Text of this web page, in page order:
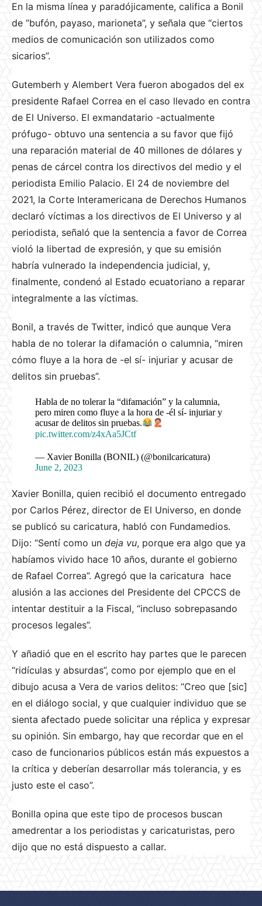
En la misma línea y paradójicamente, califica a Bonil
de “bufón, payaso, marioneta”, y señala que “ciertos
medios de comunicación son utilizados como
sicarios”.
Gutemberh y Alembert Vera fueron abogados del ex
presidente Rafael Correa en el caso llevado en contra
de El Universo. El exmandatario -actualmente
prófugo- obtuvo una sentencia a su favor que fijó
una reparación material de 40 millones de dólares y
penas de cárcel contra los directivos del medio y el
periodista Emilio Palacio. El 24 de noviembre del
2021, la Corte Interamericana de Derechos Humanos
declaró víctimas a los directivos de El Universo y al
periodista, señaló que la sentencia a favor de Correa
violó la libertad de expresión, y que su emisión
habría vulnerado la independencia judicial, y,
finalmente, condenó al Estado ecuatoriano a reparar
integralmente a las víctimas.
Bonil, a través de Twitter, indicó que aunque Vera
habla de no tolerar la difamación o calumnia, “miren
cómo fluye a la hora de -el sí- injuriar y acusar de
delitos sin pruebas”.
Habla de no tolerar la “difamación” y la calumnia,
pero miren como fluye a la hora de -él sí- injuriar y
acusar de delitos sin pruebas.
pic.twitter.com/z4xAa5JCtf
— Xavier Bonilla (BONIL) (@bonilcaricatura)
June 2, 2023
Xavier Bonilla, quien recibió el documento entregado
por Carlos Pérez, director de El Universo, en donde
se publicó su caricatura, habló con Fundamedios.
Dijo: “Sentí como un deja vu, porque era algo que ya
habíamos vivido hace 10 años, durante el gobierno
de Rafael Correa”. Agregó que la caricatura hace
alusión a las acciones del Presidente del CPCCS de
intentar destituir a la Fiscal, “incluso sobrepasando
procesos legales”.
Y añadió que en el escrito hay partes que le parecen
“ridículas y absurdas”, como por ejemplo que en el
dibujo acusa a Vera de varios delitos: “Creo que [sic]
en el diálogo social, y que cualquier individuo que se
sienta afectado puede solicitar una réplica y expresar
su opinión. Sin embargo, hay que recordar que en el
caso de funcionarios públicos están más expuestos a
la crítica y deberían desarrollar más tolerancia, y es
justo este el caso”.
Bonilla opina que este tipo de procesos buscan
amedrentar a los periodistas y caricaturistas, pero
dijo que no está dispuesto a callar.